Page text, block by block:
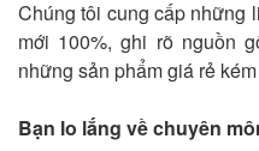
Chúng tôi cung cấp những
mới 100%, ghi rõ nguồn
những sản phẩm giá rẻ
Bạn lo lắng về chuyên